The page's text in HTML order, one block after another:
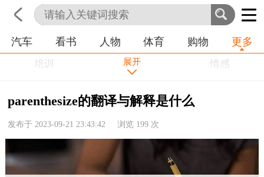
首页 科技 生活 职业
汽车 看书 人物 体育 购物 更多
培训 学习
情感
农业
命理
健康
历史
展开
parenthesize的翻译与解释是什么
发布于 2023-09-21 23:43:42 浏览 199 次